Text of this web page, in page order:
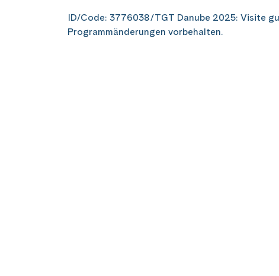
ID/Code: 3776038/TGT Danube 2025: Visite
Programmänderungen vorbehalten.